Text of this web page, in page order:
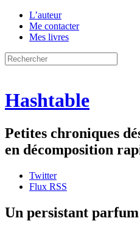
L’auteur
Me contacter
Mes livres
Hashtable
Petites chroniques
en décomposition
Twitter
Flux RSS
Un persistant